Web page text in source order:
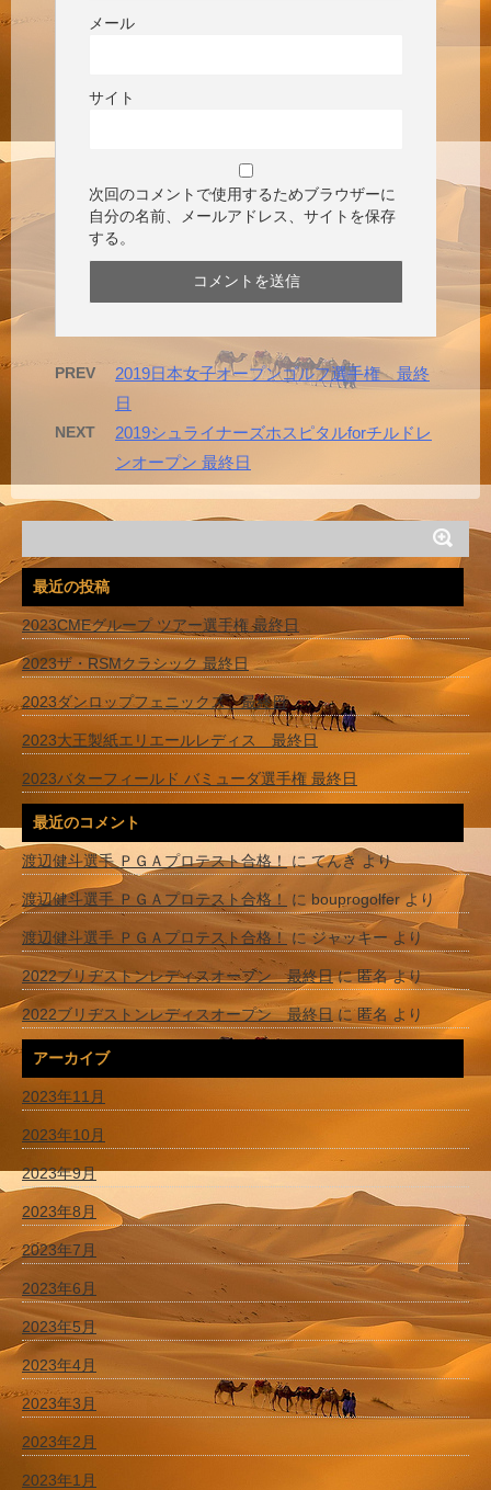
メール
サイト
次回のコメントで使用するためブラウザーに
自分の名前、メールアドレス、サイトを保存
する。
PREV
2019日本女子オープンゴルフ選手権 最終
日
NEXT
2019シュライナーズホスピタルforチルドレ
ンオープン 最終日
最近の投稿
2023CMEグループ ツアー選手権 最終日
2023ザ・RSMクラシック 最終日
2023ダンロップフェニックス 最終日
2023大王製紙エリエールレディス 最終日
2023バターフィールド バミューダ選手権 最終日
最近のコメント
渡辺健斗選手 ＰＧＡプロテスト合格！ にてんき より
渡辺健斗選手 ＰＧＡプロテスト合格！ に bouprogolferより
渡辺健斗選手 ＰＧＡプロテスト合格！にジャッキー より
2022ブリヂストンレディスオープン 最終日に匿名より
2022ブリヂストンレディスオープン 最終日に 匿名 より
アーカイブ
2023年11月
2023年10月
2023年9月
2023年8月
2023年7月
2023年6月
2023年5月
2023年4月
2023年3月
2023年2月
2023年1月